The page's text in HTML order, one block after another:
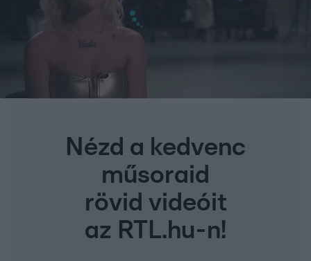
Nézd a kedvenc
műsoraid
rövid videóit
az RTL.hu-n!